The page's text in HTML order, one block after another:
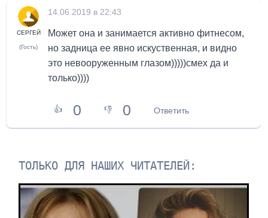
СЕРГЕЙ
(Гость)
14.06.2019 в 22:43
Может она и занимается активно фитнесом,
но задница ее явно искуственная, и видно
это невооруженным глазом)))))смех да и
только))))
👍 0 👎 0 Ответить
ТОЛЬКО ДЛЯ НАШИХ ЧИТАТЕЛЕЙ: